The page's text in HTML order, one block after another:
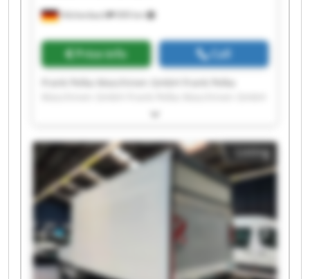
Hilchenbach 909 km
Price info Call
Frank Pelka Maschinen GmbH Frank Pelka
Frank Pelka Maschinen GmbH Frank Pelka
Maschinen GmbH Frank Pelka Maschinen GmbH
Frank Pelka Maschinen GmbH Frank Pelka
Maschinen GmbH Frank Pelka Maschinen GmbH
Frank Pelka Maschinen GmbH Frank Pelka
Maschinen GmbH Frank Pelka Maschinen GmbH
Frank Pelka Maschinen GmbH Frank Pelka
Maschinen GmbH Frank Pelka Maschinen GmbH
Frank Pelka Maschinen GmbH Frank Pelka
Maschinen GmbH
Listing